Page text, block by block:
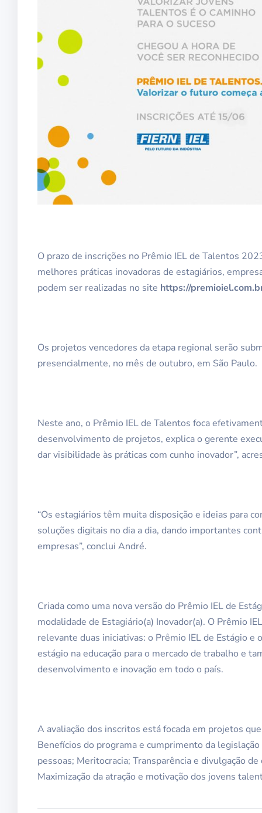
O prazo de inscrições no Prêmio IEL de Talentos
melhores práticas inovadoras de estagiários,
podem ser realizadas no site https://
Os projetos vencedores da etapa regional serão
presencialmente, no mês de outubro, em São Paulo.
Neste ano, o Prêmio IEL de Talentos foca
desenvolvimento de projetos, explica o gerente
dar visibilidade às práticas com cunho inovador”,
“Os estagiários têm muita disposição e ideias para
soluções digitais no dia a dia, dando importantes
empresas”, conclui André.
Criada como uma nova versão do Prêmio IEL de
modalidade de Estagiário(a) Inovador(a). O Prêmio
relevante duas iniciativas: o Prêmio IEL de Estágio e
estágio na educação para o mercado de trabalho e
desenvolvimento e inovação em todo o país.
A avaliação dos inscritos está focada em projetos
Benefícios do programa e cumprimento da
pessoas; Meritocracia; Transparência e divulgação
Maximização da atração e motivação dos jovens